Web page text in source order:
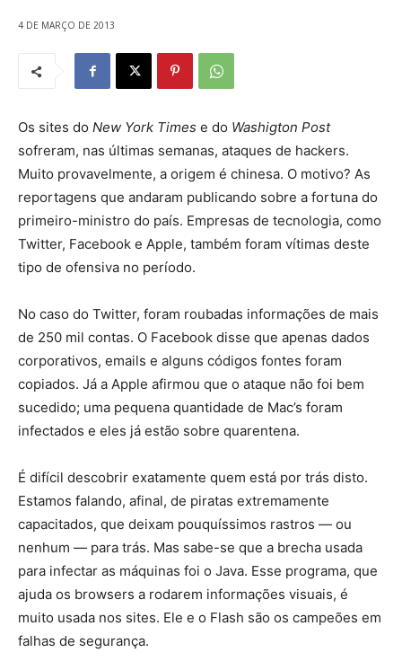
4 DE MARÇO DE 2013
Os sites do New York Times e do Washigton Post
sofreram, nas últimas semanas, ataques de hackers.
Muito provavelmente, a origem é chinesa. O motivo? As
reportagens que andaram publicando sobre a fortuna do
primeiro-ministro do país. Empresas de tecnologia, como
Twitter, Facebook e Apple, também foram vítimas deste
tipo de ofensiva no período.
No caso do Twitter, foram roubadas informações de mais
de 250 mil contas. O Facebook disse que apenas dados
corporativos, emails e alguns códigos fontes foram
copiados. Já a Apple afirmou que o ataque não foi bem
sucedido; uma pequena quantidade de Mac’s foram
infectados e eles já estão sobre quarentena.
É difícil descobrir exatamente quem está por trás disto.
Estamos falando, afinal, de piratas extremamente
capacitados, que deixam pouquíssimos rastros — ou
nenhum — para trás. Mas sabe-se que a brecha usada
para infectar as máquinas foi o Java. Esse programa, que
ajuda os browsers a rodarem informações visuais, é
muito usada nos sites. Ele e o Flash são os campeões em
falhas de segurança.